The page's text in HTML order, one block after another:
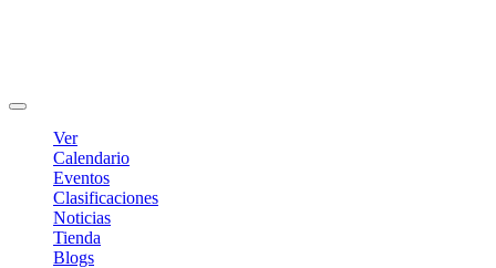
Ver
Calendario
Eventos
Clasificaciones
Noticias
Tienda
Blogs